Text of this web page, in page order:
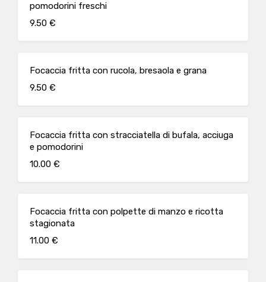
pomodorini freschi
9.50 €
Focaccia fritta con rucola, bresaola e grana
9.50 €
Focaccia fritta con stracciatella di bufala, acciuga
e pomodorini
10.00 €
Focaccia fritta con polpette di manzo e ricotta
stagionata
11.00 €